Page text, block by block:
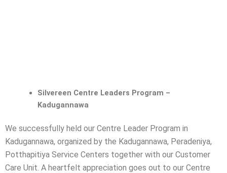
Silvereen Centre Leaders Program –
Kadugannawa
We successfully held our Centre Leader Program in
Kadugannawa, organized by the Kadugannawa, Peradeniya,
Potthapitiya Service Centers together with our Customer
Care Unit. A heartfelt appreciation goes out to our Centre